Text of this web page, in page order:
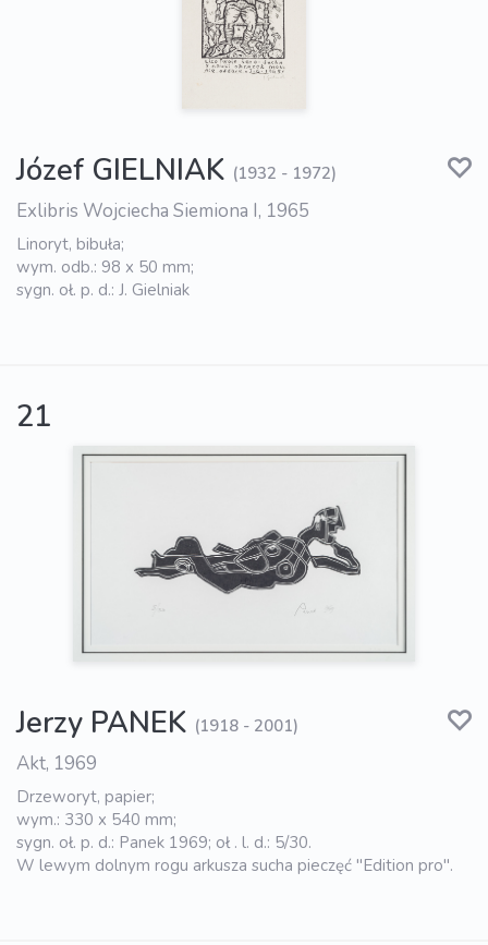
Józef GIELNIAK (1932 - 1972)
Exlibris Wojciecha Siemiona I, 1965
Linoryt, bibuła;
wym. odb.: 98 x 50 mm;
sygn. oł. p. d.: J. Gielniak
21
Jerzy PANEK (1918 - 2001)
Akt, 1969
Drzeworyt, papier;
wym.: 330 x 540 mm;
sygn. oł. p. d.: Panek 1969; oł . l. d.: 5/30.
W lewym dolnym rogu arkusza sucha pieczęć "Edition pro".